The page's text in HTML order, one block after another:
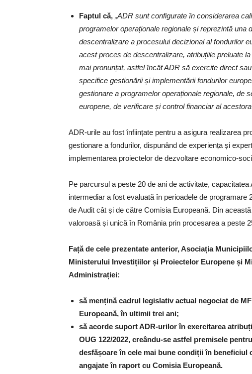
Faptul că, „ADR sunt configurate în considerarea
programelor operaționale regionale și reprezintă una
descentralizare a procesului decizional al fondurilor
acest proces de descentralizare, atribuțiile preluate
mai pronunțat, astfel încât ADR să exercite direct
specifice gestionării și implementării fondurilor
gestionare a programelor operaționale regionale, de
europene, de verificare și control financiar al
ADR-urile au fost înființate pentru a asigura realizarea
gestionare a fondurilor, dispunând de experiența și
implementarea proiectelor de dezvoltare economico-
Pe parcursul a peste 20 de ani de activitate,
intermediar a fost evaluată în perioadele de programare
de Audit cât și de către Comisia Europeană. Din
valoroasă și unică în România prin procesarea a peste
Față de cele prezentate anterior, Asociația
Ministerului Investițiilor și Proiectelor Europene și
Administrației:
să mențină cadrul legislativ actual negociat de
Europeană, în ultimii trei ani;
să acorde suport ADR-urilor în exercitarea
OUG 122/2022, creându-se astfel premisele
desfășoare în cele mai bune condiții în
angajate în raport cu Comisia Europeană.